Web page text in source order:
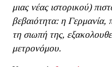
μιας νέας ιστορικού)
βεβαιότητα: η Γερμανία,
τη σιωπή της,
μετρονόμου.